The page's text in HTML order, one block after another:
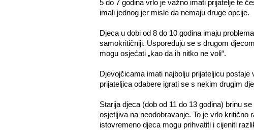
5 do 7 godina vrlo je važno imati prijatelje te
imali jednog jer misle da nemaju druge opcije.
Djeca u dobi od 8 do 10 godina imaju
samokritičniji. Uspoređuju se s drugom
mogu osjećati „kao da ih nitko ne voli“.
Djevojčicama imati najbolju prijateljicu
prijateljica odabere igrati se s nekim drugim
Starija djeca (dob od 11 do 13 godina) brinu
osjetljiva na neodobravanje. To je vrlo kritično
istovremeno djeca mogu prihvatiti i cijeniti